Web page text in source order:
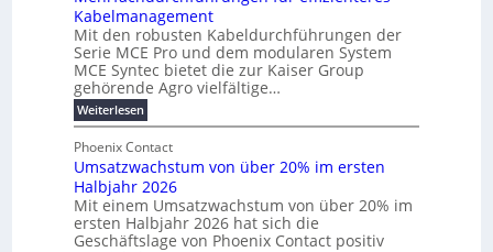
r
d
e
r
u
g
b
r
a
u
c
h
m
E
n
e
r
g
u
b
f
ü
w
i
c
k
e
l
e
N
H
-
S
k
o
r
d
b
e
e
i
l
i
g
Kabelmanagement
Mit den robusten Kabeldurchführungen der
Serie MCE Pro und dem modularen System
MCE Syntec bietet die zur Kaiser Group
gehörende Agro vielfältige…
Weiterlesen:
M
h
r
f
a
c
h
d
Phoenix Contact
Umsatzwachstum von über 20% im ersten
Halbjahr 2026
Mit einem Umsatzwachstum von über 20% im
ersten Halbjahr 2026 hat sich die
Geschäftslage von Phoenix Contact positiv